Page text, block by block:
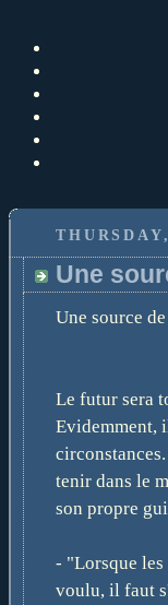
Une
Une source
Le futur sera
Evidemment,
tenir dans le
son propre
- "Lorsque les
voulu, il faut